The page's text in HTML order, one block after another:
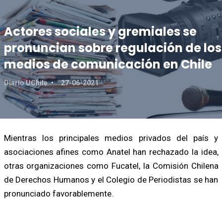
Actores sociales y gremiales se
pronuncian sobre regulación de los
medios de comunicación en Chile
Diario UChile 27-06-2021
Mientras los principales medios privados del país y
asociaciones afines como Anatel han rechazado la idea,
otras organizaciones como Fucatel, la Comisión Chilena
de Derechos Humanos y el Colegio de Periodistas se han
pronunciado favorablemente.